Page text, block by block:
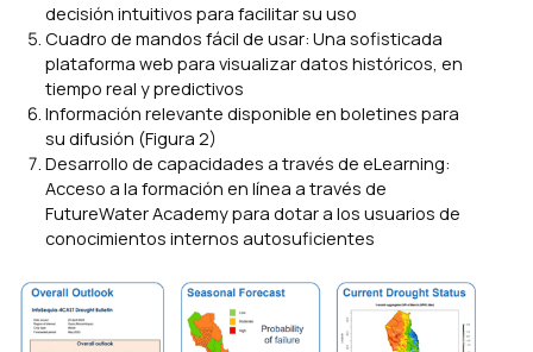
decisión intuitivos para facilitar su uso
Cuadro de mandos fácil de usar: Una sofisticada
plataforma web para visualizar datos históricos, en
tiempo real y predictivos
Información relevante disponible en boletines para
su difusión (Figura 2)
Desarrollo de capacidades a través de eLearning:
Acceso a la formación en línea a través de
FutureWater Academy para dotar a los usuarios de
conocimientos internos autosuficientes